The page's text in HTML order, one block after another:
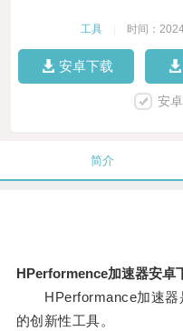
工具 时间：
安卓下载
安
简介
HPerformence加速器安卓
HPerformance加速器
的创新性工具。